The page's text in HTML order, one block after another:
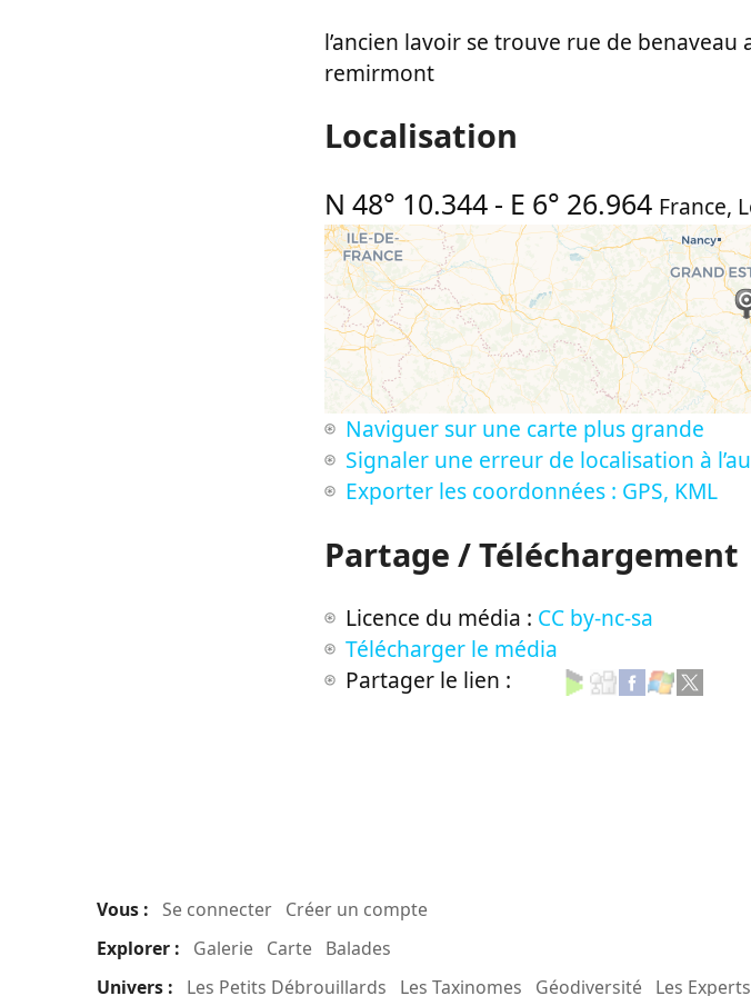
l’ancien lavoir se trouve rue de
remirmont
Localisation
N 48° 10.344 - E 6° 26.964 France,
Naviguer sur une carte plus grande
Signaler une erreur de localisation à
Exporter les coordonnées : GPS, KML
Partage / Téléchargement
Licence du média : CC by-nc-sa
Télécharger le média
Partager le lien :
Vous : Se connecter Créer un compte
Explorer :
Galerie Carte
Balades
Univers :
Les Petits Débrouillards Les Taxinomes Géodiversité Les